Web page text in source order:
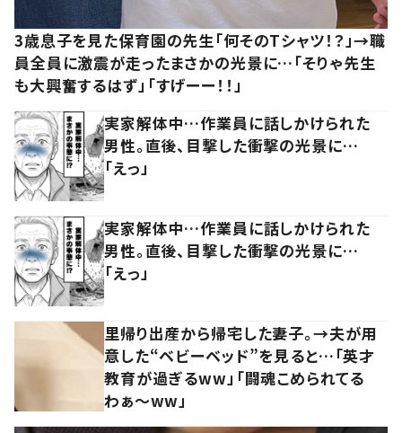
3歳息子を見た保育園の先生「何そのTシャツ！？」→職
員全員に激震が走ったまさかの光景に…「そりゃ先生
も大興奮するはず」「すげーー！！」
実家解体中…作業員に話しかけられた
男性。直後、目撃した衝撃の光景に…
「えっ」
実家解体中…作業員に話しかけられた
男性。直後、目撃した衝撃の光景に…
「えっ」
里帰り出産から帰宅した妻子。→夫が用
意した“ベビーベッド”を見ると…「英才
教育が過ぎるww」「闘魂こめられてる
わぁ～ww」